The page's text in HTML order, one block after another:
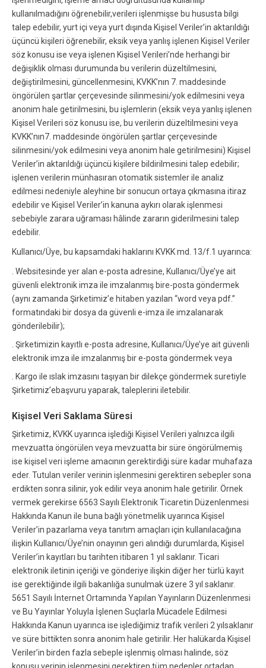
kullanılmadığını öğrenebilir,verileri işlenmişse bu hususta bilgi
talep edebilir, yurt içi veya yurt dışında Kişisel Veriler’in aktarıldığı
üçüncü kişileri öğrenebilir, eksik veya yanlış işlenen Kişisel Veriler
söz konusu ise veya işlenen Kişisel Verileri’nde herhangi bir
değişiklik olması durumunda bu verilerin düzeltilmesini,
değiştirilmesini, güncellenmesini, KVKK’nın 7. maddesinde
öngörülen şartlar çerçevesinde silinmesini/yok edilmesini veya
anonim hale getirilmesini, bu işlemlerin (eksik veya yanlış işlenen
Kişisel Verileri söz konusu ise, bu verilerin düzeltilmesini veya
KVKK’nın7. maddesinde öngörülen şartlar çerçevesinde
silinmesini/yok edilmesini veya anonim hale getirilmesini) Kişisel
Veriler’in aktarıldığı üçüncü kişilere bildirilmesini talep edebilir;
işlenen verilerin münhasıran otomatik sistemler ile analiz
edilmesi nedeniyle aleyhine bir sonucun ortaya çıkmasına itiraz
edebilir ve Kişisel Veriler’in kanuna aykırı olarak işlenmesi
sebebiyle zarara uğraması hâlinde zararın giderilmesini talep
edebilir.
Kullanıcı/Üye, bu kapsamdaki haklarını KVKK md. 13/f.1 uyarınca:
. Websitesinde yer alan e-posta adresine, Kullanıcı/Üye’ye ait
güvenli elektronik imza ile imzalanmış bire-posta göndermek
(aynı zamanda Şirketimiz’e hitaben yazılan “word veya pdf.”
formatındaki bir dosya da güvenli e-imza ile imzalanarak
gönderilebilir);
. Şirketimizin kayıtlı e-posta adresine, Kullanıcı/Üye’ye ait güvenli
elektronik imza ile imzalanmış bir e-posta göndermek veya
. Kargo ile ıslak imzasını taşıyan bir dilekçe göndermek suretiyle
Şirketimiz’ebaşvuru yaparak, taleplerini iletebilir.
Kişisel Veri Saklama Süresi
Şirketimiz, KVKK uyarınca işlediği Kişisel Verileri yalnızca ilgili
mevzuatta öngörülen veya mevzuatta bir süre öngörülmemiş
ise kişisel veri işleme amacının gerektirdiği süre kadar muhafaza
eder. Tutulan veriler verinin işlenmesini gerektiren sebepler sona
erdikten sonra silinir, yok edilir veya anonim hale getirilir. Örnek
vermek gerekirse 6563 Sayılı Elektronik Ticaretin Düzenlenmesi
Hakkında Kanun ile buna bağlı yönetmelik uyarınca Kişisel
Veriler’in pazarlama veya tanıtım amaçları için kullanılacağına
ilişkin Kullanıcı/Üye’nin onayının geri alındığı durumlarda, Kişisel
Veriler’in kayıtları bu tarihten itibaren 1 yıl saklanır. Ticari
elektronik iletinin içeriği ve gönderiye ilişkin diğer her türlü kayıt
ise gerektiğinde ilgili bakanlığa sunulmak üzere 3 yıl saklanır.
5651 Sayılı İnternet Ortamında Yapılan Yayınların Düzenlenmesi
ve Bu Yayınlar Yoluyla İşlenen Suçlarla Mücadele Edilmesi
Hakkında Kanun uyarınca ise işlediğimiz trafik verileri 2 yılsaklanır
ve süre bittikten sonra anonim hale getirilir. Her halükarda Kişisel
Veriler’in birden fazla sebeple işlenmiş olması halinde, söz